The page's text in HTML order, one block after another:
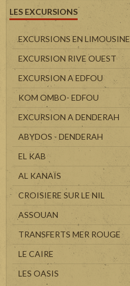
LES EXCURSIONS
EXCURSIONS EN LIMOUSINE
EXCURSION RIVE OUEST
EXCURSION A EDFOU
KOM OMBO- EDFOU
EXCURSION A DENDERAH
ABYDOS - DENDERAH
EL KAB
AL KANAÏS
CROISIERE SUR LE NIL
ASSOUAN
TRANSFERTS MER ROUGE
LE CAIRE
LES OASIS